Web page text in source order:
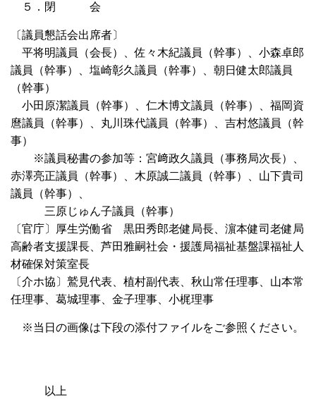
５．閉 会
〔議員懇話会出席者〕
平将明議員（会長）、佐々木紀議員（幹事）、小森卓郎
議員（幹事）、塩崎彰久議員（幹事）、朝日健太郎議員
（幹事）
小田原潔議員（幹事）、仁木博文議員（幹事）、福岡資
麿議員（幹事）、丸川珠代議員（幹事）、吉村悠議員（幹
事）
※議員秘書の参加等：宮﨑政久議員（事務局次長）、
赤澤亮正議員（幹事）、木原誠二議員（幹事）、山下貴司
議員（幹事）、
三原じゅん子議員（幹事）
〔官庁〕厚生労働省 黒田秀郎老健局長、濵本健司老健局
高齢者支援課長、芦田雅嗣社会・援護局福祉基盤課福祉人
材確保対策室長
〔介ホ協〕鷲見代表、植村副代表、秋山常任理事、山本常
任理事、葛城理事、金子理事、小梶理事
※当日の画像は下段の添付ファイルをご参照ください。
以上